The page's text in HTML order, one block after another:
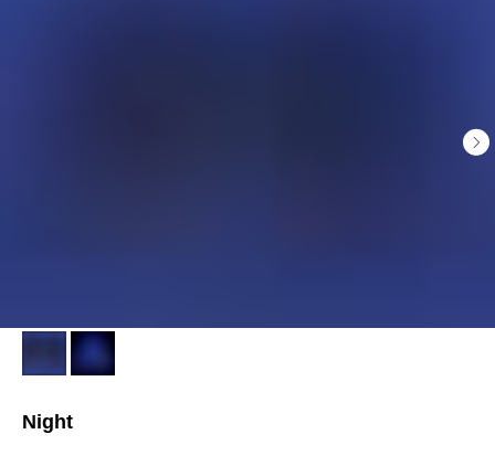
Night